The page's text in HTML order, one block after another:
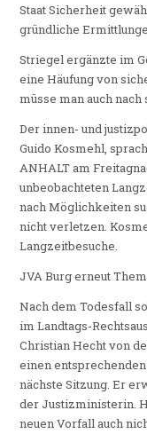
Staat Sicherheit
gründliche
Striegel ergänzte im
eine Häufung von
müsse man auch
Der innen- und
Guido Kosmehl,
ANHALT am
unbeobachteten
nach Möglichkeiten
nicht verletzen.
Langzeitbesuche.
JVA Burg erneut
Nach dem Todesfall
im Landtags-
Christian Hecht von
einen
nächste Sitzung. Er
der Justizministerin.
neuen Vorfall auch